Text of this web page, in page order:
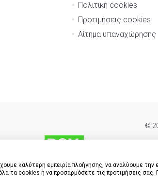
Πολιτική cookies
Προτιμήσεις cookies
Αίτημα υπαναχώρησης
©
καλύτερη εμπειρία πλοήγησης, να αναλύουμε
τα cookies ή να προσαρμόσετε τις προτιμήσεις